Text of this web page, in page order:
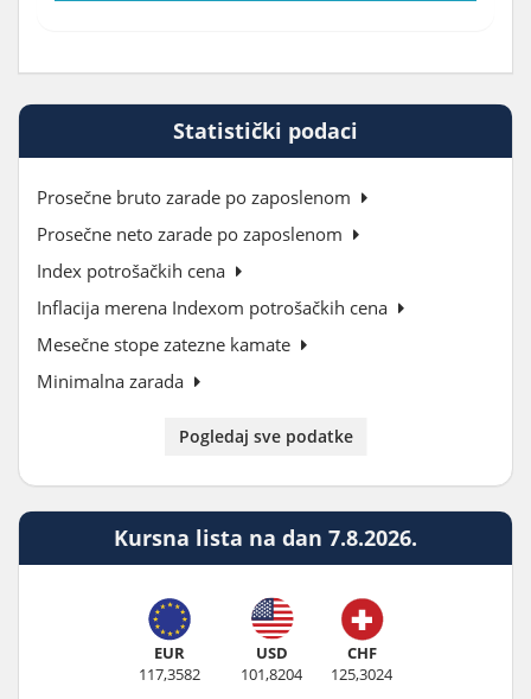
Statistički podaci
Prosečne bruto zarade po zaposlenom
Prosečne neto zarade po zaposlenom
Index potrošačkih cena
Inflacija merena Indexom potrošačkih cena
Mesečne stope zatezne kamate
Minimalna zarada
Pogledaj sve podatke
Kursna lista na dan 7.8.2026.
EUR
117,3582
USD
101,8204
CHF
125,3024